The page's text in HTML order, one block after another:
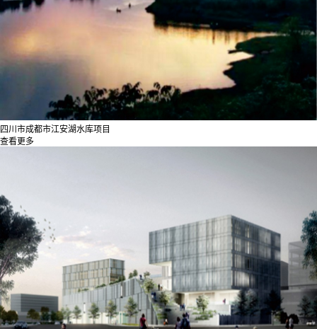
四川市成都市江安湖水库项目
查看更多